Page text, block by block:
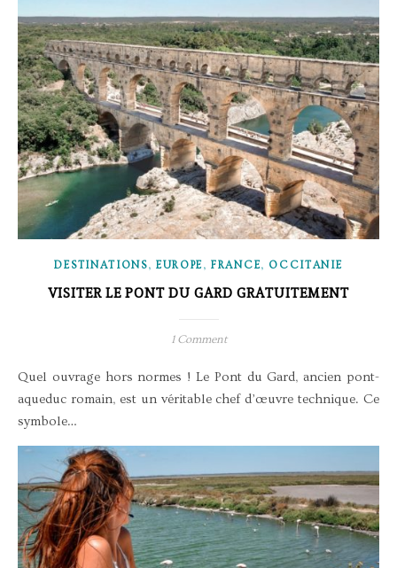
DESTINATIONS, EUROPE,FRANCE, OCCITANIE
VISITER LE PONT DU GARD GRATUITEMENT
1 Comment
Quel ouvrage hors normes ! Le Pont du Gard, ancien pont-
aqueduc romain, est un véritable chef d’œuvre technique. Ce
symbole…